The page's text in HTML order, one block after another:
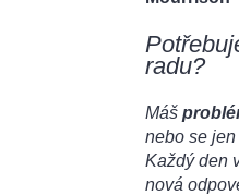
radu?
Máš
nebo se
Každý den
nová